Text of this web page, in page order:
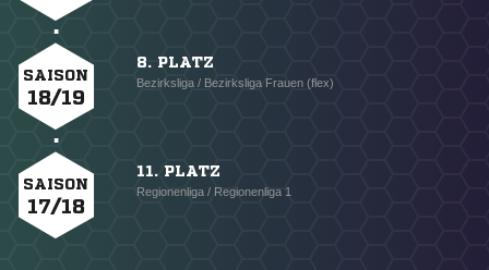
SAISON
18/19
8. PLATZ
Bezirksliga / Bezirksliga Frauen (flex)
SAISON
17/18
11. PLATZ
Regionenliga / Regionenliga 1